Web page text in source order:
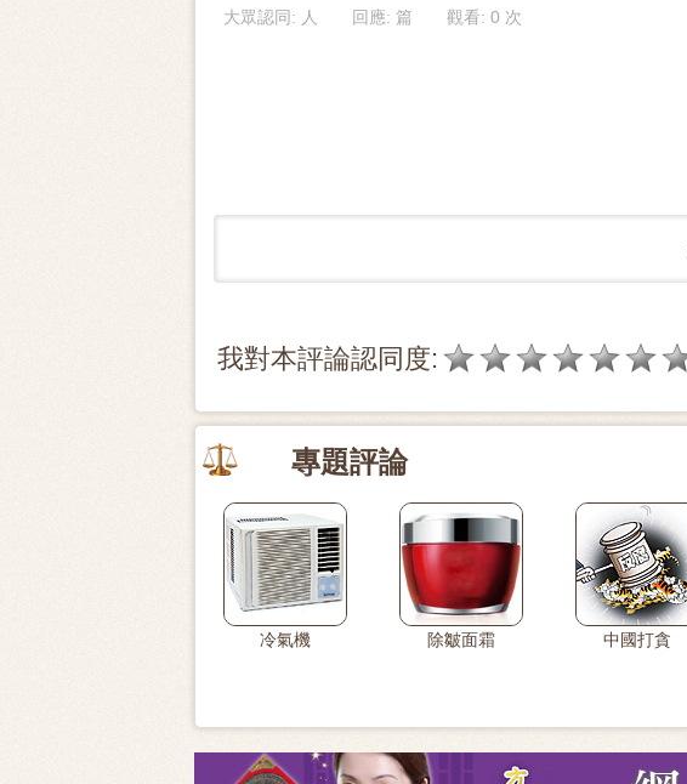
大眾認同: 人 回應: 篇 觀看: 0 次
我對本評論認同度:
專題評論
冷氣機 除皺面霜 中國打貪